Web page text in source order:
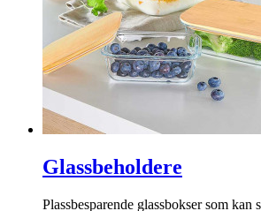
Glassbeholdere
Plassbesparende glassbokser som kan